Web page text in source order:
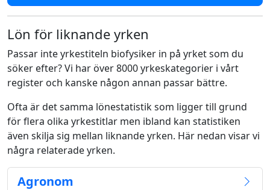
Lön för liknande yrken
Passar inte yrkestiteln biofysiker in på yrket som du
söker efter? Vi har över 8000 yrkeskategorier i vårt
register och kanske någon annan passar bättre.
Ofta är det samma lönestatistik som ligger till grund
för flera olika yrkestitlar men ibland kan statistiken
även skilja sig mellan liknande yrken. Här nedan visar vi
några relaterade yrken.
Agronom